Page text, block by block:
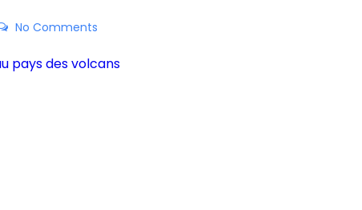
No Comments